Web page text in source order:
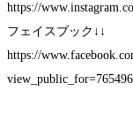
https://
フェイスブック↓↓
https://